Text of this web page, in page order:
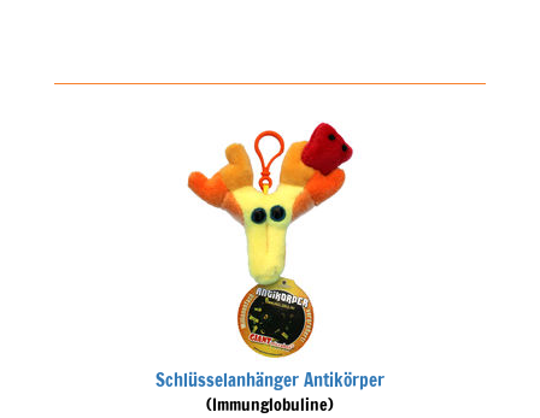
Schlüsselanhänger Antikörper
(Immunglobuline)